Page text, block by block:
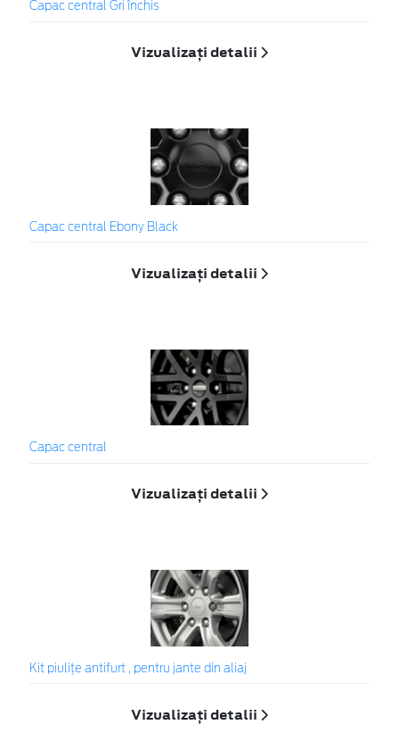
Capac central Gri închis
Vizualizați detalii
Capac central Ebony Black
Vizualizați detalii
Capac central
Vizualizați detalii
Kit piuliţe antifurt , pentru jante din aliaj
Vizualizați detalii